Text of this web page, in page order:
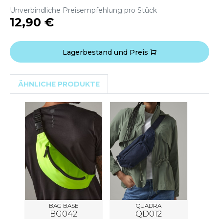
HOODS
T'S
SERIE
Unverbindliche Preisempfehlung pro Stück
12,90 €
Lagerbestand und Preis
ÄHNLICHE PRODUKTE
BAG BASE
BG042
QUADRA
QD012